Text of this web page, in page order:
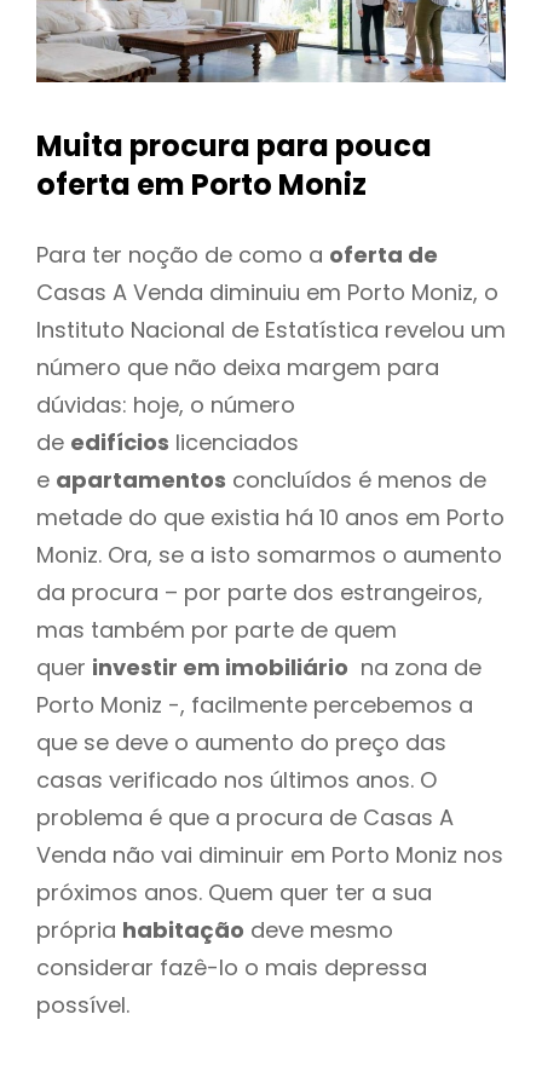
Muita procura para pouca
oferta em Porto Moniz
Para ter noção de como a oferta de
Casas A Venda diminuiu em Porto Moniz, o
Instituto Nacional de Estatística revelou um
número que não deixa margem para
dúvidas: hoje, o número
de edifícios licenciados
e apartamentos concluídos é menos de
metade do que existia há 10 anos em Porto
Moniz. Ora, se a isto somarmos o aumento
da procura – por parte dos estrangeiros,
mas também por parte de quem
quer investir em imobiliário na zona de
Porto Moniz -, facilmente percebemos a
que se deve o aumento do preço das
casas verificado nos últimos anos. O
problema é que a procura de Casas A
Venda não vai diminuir em Porto Moniz nos
próximos anos. Quem quer ter a sua
própria habitação deve mesmo
considerar fazê-lo o mais depressa
possível.